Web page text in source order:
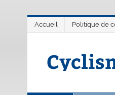
Accueil Politique de